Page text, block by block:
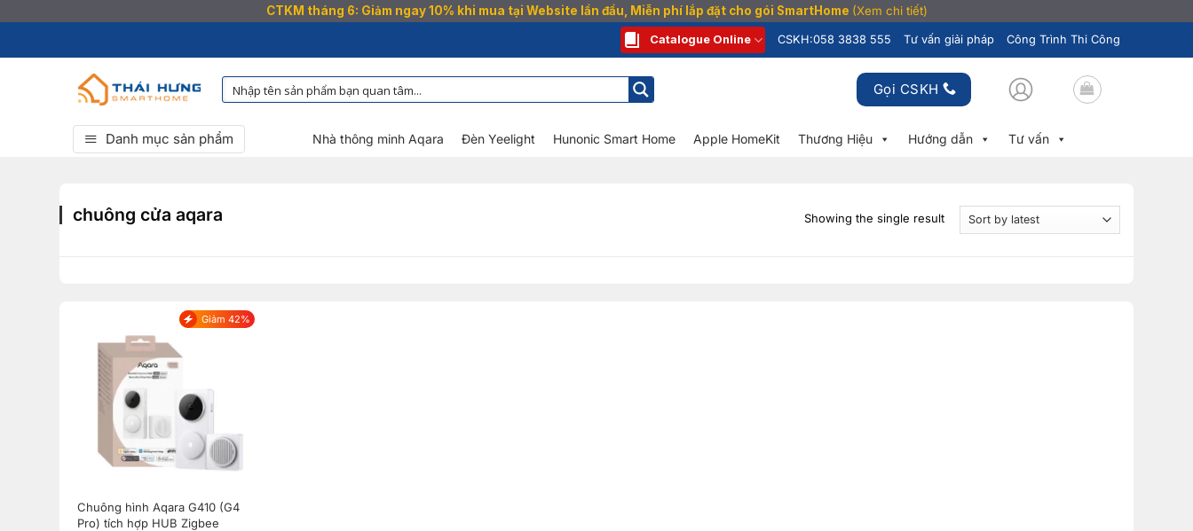
CTKM tháng 6: Giảm ngay 10% khi mua tại Website lần đầu, Miễn phí lắp đặt cho gói SmartHome (Xem chi tiết)
qua
Catalogue Online CSKH:058 3838 555 Tư vấn giải pháp Công Trình Thi Công
Gọi CSKH
Danh mục sản phẩm Nhà thông minh Aqara Đèn Yeelight Hunonic Smart Home Apple HomeKit Thương Hiệu Hướng dẫn Tư vấn
chuông cửa aqara Showing the single result
Giảm 42%
Chuông hình Aqara G410 (G4
Pro) tích hợp HUB Zigbee